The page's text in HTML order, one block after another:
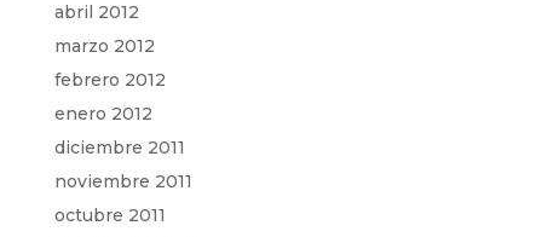
abril 2012
marzo 2012
febrero 2012
enero 2012
diciembre 2011
noviembre 2011
octubre 2011